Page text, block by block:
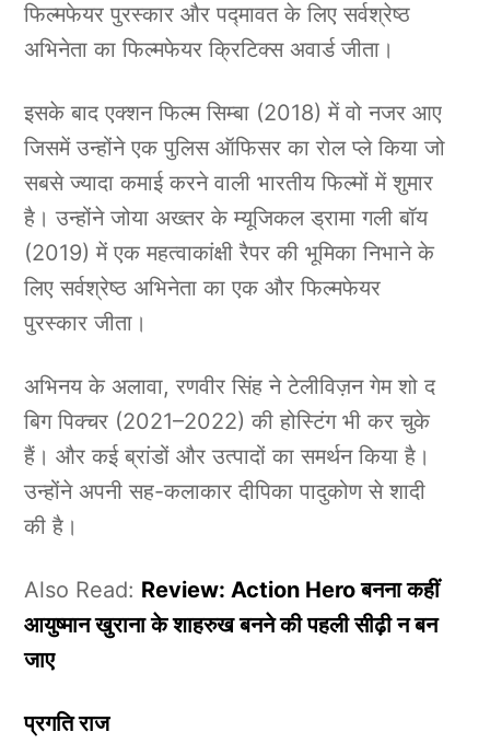
फिल्मफेयर पुरस्कार और पद्मावत के लिए सर्वश्रेष्ठ
अभिनेता का फिल्मफेयर क्रिटिक्स अवार्ड जीता।
इसके बाद एक्शन फिल्म सिम्बा (2018) में वो नजर आए
जिसमें उन्होंने एक पुलिस ऑफिसर का रोल प्ले किया जो
सबसे ज्यादा कमाई करने वाली भारतीय फिल्मों में शुमार
है। उन्होंने जोया अख्तर के म्यूजिकल ड्रामा गली बॉय
(2019) में एक महत्वाकांक्षी रैपर की भूमिका निभाने के
लिए सर्वश्रेष्ठ अभिनेता का एक और फिल्मफेयर
पुरस्कार जीता।
अभिनय के अलावा, रणवीर सिंह ने टेलीविज़न गेम शो द
बिग पिक्चर (2021–2022) की होस्टिंग भी कर चुके
हैं। और कई ब्रांडों और उत्पादों का समर्थन किया है।
उन्होंने अपनी सह-कलाकार दीपिका पादुकोण से शादी
की है।
Also Read: Review: Action Hero बनना कहीं
आयुष्मान खुराना के शाहरुख बनने की पहली सीढ़ी न बन
जाए
प्रगति राज